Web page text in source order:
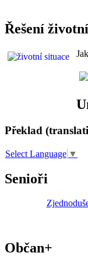
Řešení
Překlad
Select Language ▼
Senioři
Občan+